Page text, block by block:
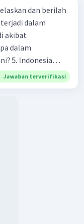
dalam
dari agama, suku,
yang dapat
Jawaban terverifikasi